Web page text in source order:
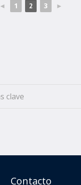
◄ 1 2 3 ►
Contacto